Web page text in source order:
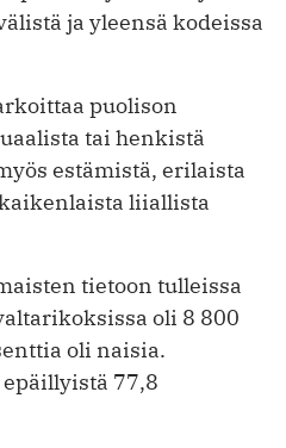
ja yleensä kodeissa
puolison
tai henkistä
estämistä, erilaista
liiallista
tietoon tulleissa
oli 8 800
oli naisia.
77,8